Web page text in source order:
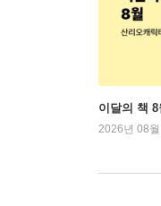
이달의 책
2026년 08